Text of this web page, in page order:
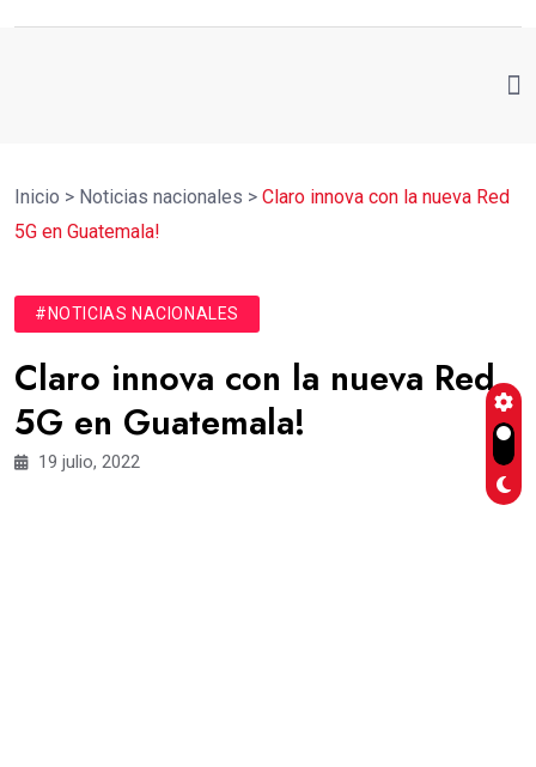
Inicio > Noticias nacionales > Claro innova con la nueva Red
5G en Guatemala!
#NOTICIAS NACIONALES
Claro innova con la nueva Red
5G en Guatemala!
19 julio, 2022